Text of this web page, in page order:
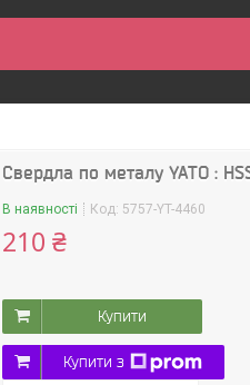
Свердла по металу YATO :
В наявності Код: 5757-YT-4460
210 ₴
Купити
Купити з